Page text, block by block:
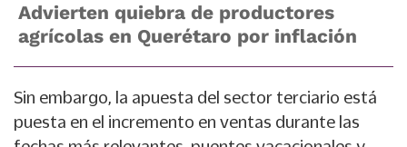
Advierten quiebra de productores
agrícolas en Querétaro por inflación
Sin embargo, la apuesta del sector terciario está
puesta en el incremento en ventas durante las